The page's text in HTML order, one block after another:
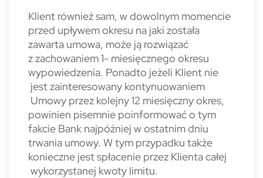
Klient również sam, w dowolnym momencie
przed upływem okresu na jaki została
zawarta umowa, może ją rozwiązać
z zachowaniem 1- miesięcznego okresu
wypowiedzenia. Ponadto jeżeli Klient nie
jest zainteresowany kontynuowaniem
Umowy przez kolejny 12 miesięczny okres,
powinien pisemnie poinformować o tym
fakcie Bank najpóźniej w ostatnim dniu
trwania umowy. W tym przypadku także
konieczne jest spłacenie przez Klienta całej
wykorzystanej kwoty limitu.